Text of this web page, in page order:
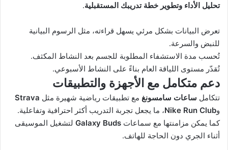
تحليل الأداء وتطوير خطة تدريبك المستقبلية.
تعرض البيانات بشكل مرئي يسهل قراءته، مثل الرسوم البيانية
للنبض والسرعة.
تُحسب مدة الاستشفاء المطلوبة للجسم بعد النشاط المكثف.
تُقدّر مستوى اللياقة العام بناءً على النشاط الأسبوعي.
دعم متكامل مع الأجهزة والتطبيقات
تتكامل ساعات سامسونغ مع تطبيقات رياضية شهيرة مثل Strava
وNike Run Club، ما يجعل تجربة التدريب أكثر احترافية وتفاعلية.
كما يمكن مزامنتها مع سماعات Galaxy Buds لتشغيل الموسيقى
أثناء الجري دون الحاجة للهاتف.